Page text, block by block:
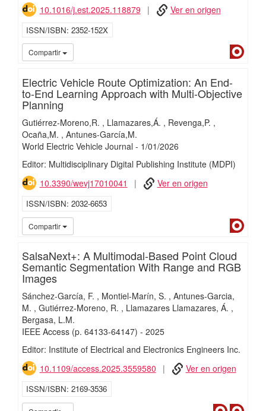
10.1016/j.est.2025.118879
Ver en origen
ISSN/ISBN 2352-152X
Compartir
Electric Vehicle Route Optimization: An End-
to-End Learning Approach with Multi-Objective
Planning
Gutiérrez-Moreno,R. Llamazares,Á.
Revenga,P.
Ocaña,M.
Antunes-García,M.
World Electric Vehicle Journal - 1/01/2026
Editor: Multidisciplinary Digital Publishing Institute (MDPI)
10.3390/wevj17010041
Ver en origen
ISSN/ISBN 2032-6653
Compartir
SalsaNext+: A Multimodal-Based Point Cloud
Semantic Segmentation With Range and RGB
Images
Sánchez-García, F. Montiel-Marín, S.
Antunes-Garcia,
M.
Gutiérrez-Moreno, R.
Llamazares Llamazares, Á.
Bergasa, L.M.
IEEE Access (p. 64133-64147) - 2025
Editor: Institute of Electrical and Electronics Engineers Inc.
10.1109/access.2025.3559580
Ver en origen
ISSN/ISBN 2169-3536